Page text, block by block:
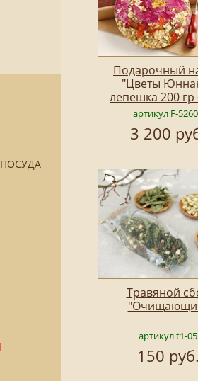
Подарочный
"Цветы
лепешка 200
артикул F-
3 200
Травяной
артикул t1-05
150 руб.